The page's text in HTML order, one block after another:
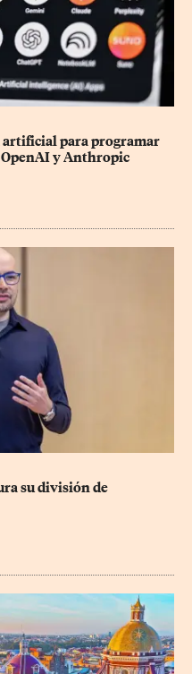
para programar
OpenAI y Anthropic
su división de